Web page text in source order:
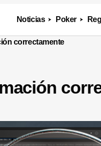
Noticias Poker
correctamente